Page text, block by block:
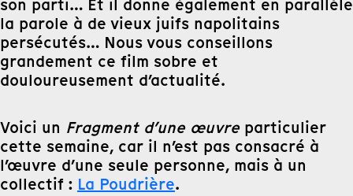
son parti… Et il donne également en parallèle
la parole à de vieux juifs napolitains
persécutés… Nous vous conseillons
grandement ce film sobre et
douloureusement d’actualité.
Voici un Fragment d’une œuvreparticulier
cette semaine, car il n’est pas consacré à
l’œuvre d’une seule personne, mais à un
collectif : La Poudrière.